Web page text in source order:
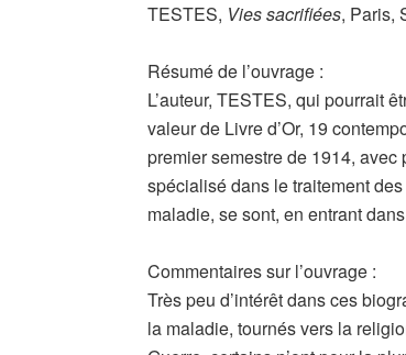
TESTES, Vies sacrifiées, Paris,
Résumé de l’ouvrage :
L’auteur, TESTES, qui pourrait
valeur de Livre d’Or, 19
premier semestre de 1914,
spécialisé dans le traitement
maladie, se sont, en entrant
Commentaires sur l’ouvrage :
Très peu d’intérêt dans ces
la maladie, tournés vers la